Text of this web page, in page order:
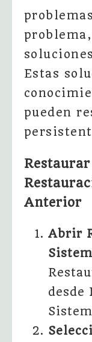
Estas
pueden
Anterior
Abrir
desde